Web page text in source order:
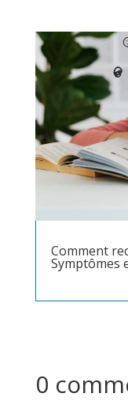
Comment
Symptômes
0